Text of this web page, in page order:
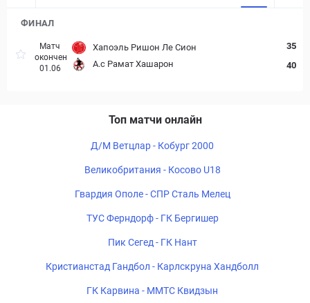
ФИНАЛ
Матч
окончен
01.06
Хапоэль Ришон Ле Сион
А.с Рамат Хашарон
35
40
Топ матчи онлайн
Д/М Ветцлар - Кобург 2000
Великобритания - Косово U18
Гвардия Ополе - СПР Сталь Мелец
ТУС Ферндорф - ГК Бергишер
Пик Сегед - ГК Нант
Кристианстад Гандбол - Карлскруна Хандболл
ГК Карвина - ММТС Квидзын